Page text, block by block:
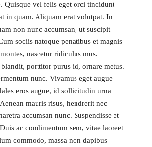
Quisque vel felis eget orci tincidunt
in quam. Aliquam erat volutpat. In
non nunc accumsan, ut suscipit
sociis natoque penatibus et magnis
nascetur ridiculus mus.
porttitor purus id, ornare metus.
nunc. Vivamus eget augue
eros augue, id sollicitudin urna
mauris risus, hendrerit nec
accumsan nunc. Suspendisse et
ac condimentum sem, vitae laoreet
commodo, massa non dapibus